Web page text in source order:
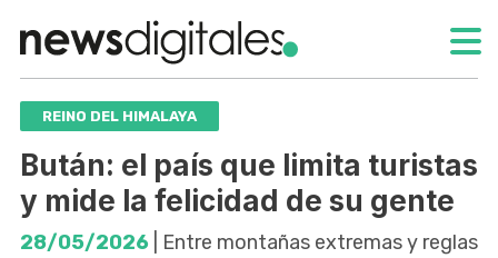
REINO DEL HIMALAYA
Bután: el país que limita turistas
y mide la felicidad de su gente
28/05/2026 | Entre montañas extremas y reglas